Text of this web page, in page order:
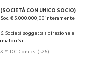
CON UNICO SOCIO)
Soc. € 5.000.000,00 interamente
Società soggetta a direzione e
S.r.l.
™ DC Comics. (s26)